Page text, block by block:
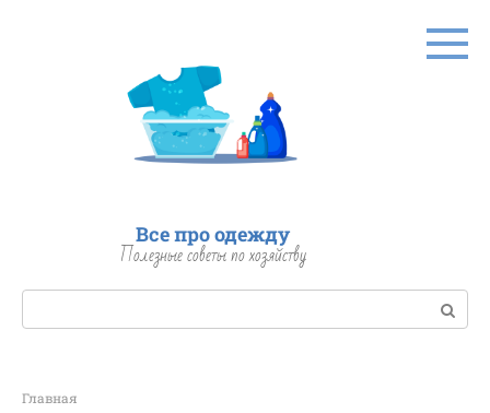
Все про одежду
Полезные советы по хозяйству
Поиск:
Главная